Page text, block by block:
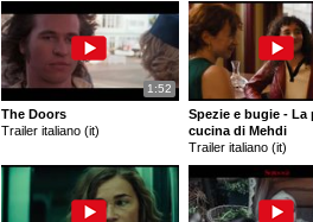
1:52
The Doors
Trailer italiano (it)
Spezie e bugie - La
cucina di Mehdi
Trailer italiano (it)